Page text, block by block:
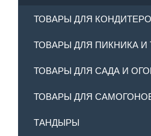
ТОВАРЫ ДЛЯ
ТОВАРЫ ДЛЯ ПИКНИКА И
ТОВАРЫ ДЛЯ САДА И
ТОВАРЫ ДЛЯ
ТАНДЫРЫ